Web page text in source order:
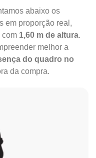
abaixo os
em proporção real,
com 1,60 m de altura.
melhor a
do quadro no
da compra.